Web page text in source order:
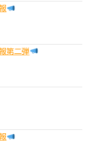
第二弾